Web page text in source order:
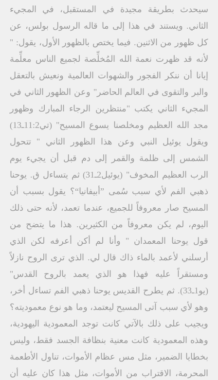
سيحدث بطريقة مجيدة في المستقبل، في المجيء
الثاني. ويستند في هذا إلى ما قاله الرسول بولس، عن
كل ظهور من الاثنين. فيما يختص بالظهور الأول، يقول: "
لأنه قد ظهرت نعمة الله المُخلِّصة لجميع الناس معلِّمة
إيانا أن ننكر الفجور والشهوات العالمية ونعيش بالتعقل
والبر والتقوى في العالم الحاضر" وعن الظهور الثاني في
المجيء الثاني يكتب "منتظرين الرجاء المبارك وظهور
مجد الله العظيم ومخلصنا يسوع المسيح" (تي11:2ـ13)
ويقول يوئيل النبي وعن هذا الظهور الثاني " تتحول
الشمس إلى ظلمة والقمر إلى دم قبل أن يجيء يوم
الرب العظيم المخوف" (يوئيل2ـ31) ثم يتساءل ق. يوحنا
ذهبي الفم لأي سبب سُمى ”أبيفانيا“؟ يقول بسبب أن
المسيح صار معروفاً للجميع، عندما تعمد، لأنه حتى ذلك
اليوم، لم يكن معروفاً من الكثيرين. هذا ما يتضح من
قول يوحنا المعمدان " وأنا لم أكن أعرفه لكن الذي
أرسلني لأعمد بالماء ذاك قال لي. الذي ترى الروح نازلاً
ومستقراً عليه فهذا هو الذي يعمد بالروح القدس"
(يو1ـ33). ثم يطرح القديس يوحنا ذهبي الفم تساءل أخر،
وهو لأي سبب آتى المسيح ليعتمد، وما هو نوع معموديته؟
ويجيب على ذلك بالآتي كانت توجد المعمودية اليهودية،
وهذه المعمودية كانت معنية بنظافة الجسد فقط، وليس
بخطايا الضمير، مثل مس عظام الأموات، تناول الأطعمة
المحرمة، الاقتراب من الأموات، مثل هذا كان عليه أن